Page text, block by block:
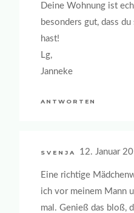
Deine Wohnung ist
besonders gut, dass
hast!
Lg,
Janneke
ANTWORTEN
SVENJA 12. Januar
Eine richtige
ich vor meinem Mann
mal. Genieß das bloß,